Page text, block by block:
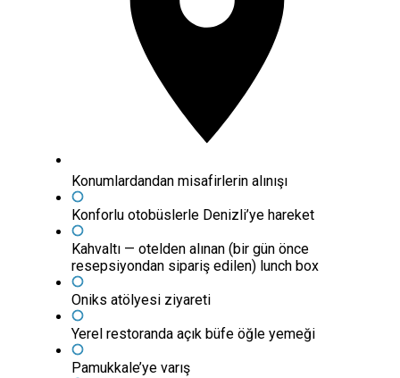
Konumlardandan misafirlerin alınışı
Konforlu otobüslerle Denizli’ye hareket
Kahvaltı — otelden alınan (bir gün önce
resepsiyondan sipariş edilen) lunch box
Oniks atölyesi ziyareti
Yerel restoranda açık büfe öğle yemeği
Pamukkale’ye varış